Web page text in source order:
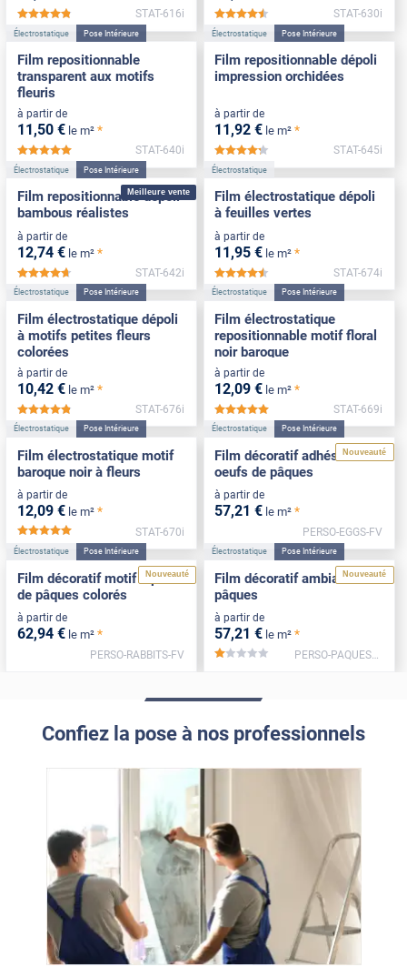
*****
STAT-616i
*****
STAT-630i
Électrostatique Pose Intérieure
Film repositionnable
transparent aux motifs
fleuris
à partir de
11,50 € le m² *
*****
STAT-640i
Électrostatique Pose Intérieure
Film repositionnable dépoli
impression orchidées
à partir de
11,92 € le m² *
*****
STAT-645i
Meilleure vente
Électrostatique Pose Intérieure
Film repositionnable dépoli
bambous réalistes
à partir de
12,74 € le m² *
*****
STAT-642i
Électrostatique
Film électrostatique dépoli
à feuilles vertes
à partir de
11,95 € le m² *
*****
STAT-674i
Électrostatique Pose Intérieure
Film électrostatique dépoli
à motifs petites fleurs
colorées
à partir de
10,42 € le m² *
*****
STAT-676i
Électrostatique Pose Intérieure
Film électrostatique
repositionnable motif floral
noir baroque
à partir de
12,09 € le m² *
STAT-669i
Électrostatique Pose Intérieure
Film électrostatique motif
baroque noir à fleurs
à partir de
12,09 € le m² *
STAT-670i
Nouveauté
Électrostatique Pose Intérieure
Film décoratif adhésif motif
oeufs de pâques
à partir de
57,21 € le m² *
PERSO-EGGS-FV
Nouveauté
Électrostatique Pose Intérieure
Film décoratif motif lapins
de pâques colorés
à partir de
62,94 € le m² *
PERSO-RABBITS-FV
Nouveauté
Électrostatique Pose Intérieure
Film décoratif ambiance
pâques
à partir de
57,21 € le m² *
*****
PERSO-PAQUES2-FV
Confiez la pose à nos professionnels